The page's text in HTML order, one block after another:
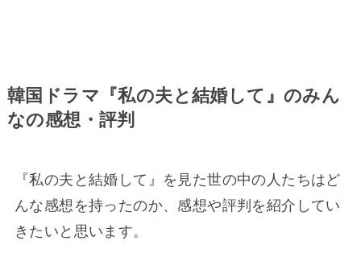
韓国ドラマ『私の夫と結婚して』のみん
なの感想・評判
『私の夫と結婚して』を見た世の中の人たちはど
んな感想を持ったのか、感想や評判を紹介してい
きたいと思います。